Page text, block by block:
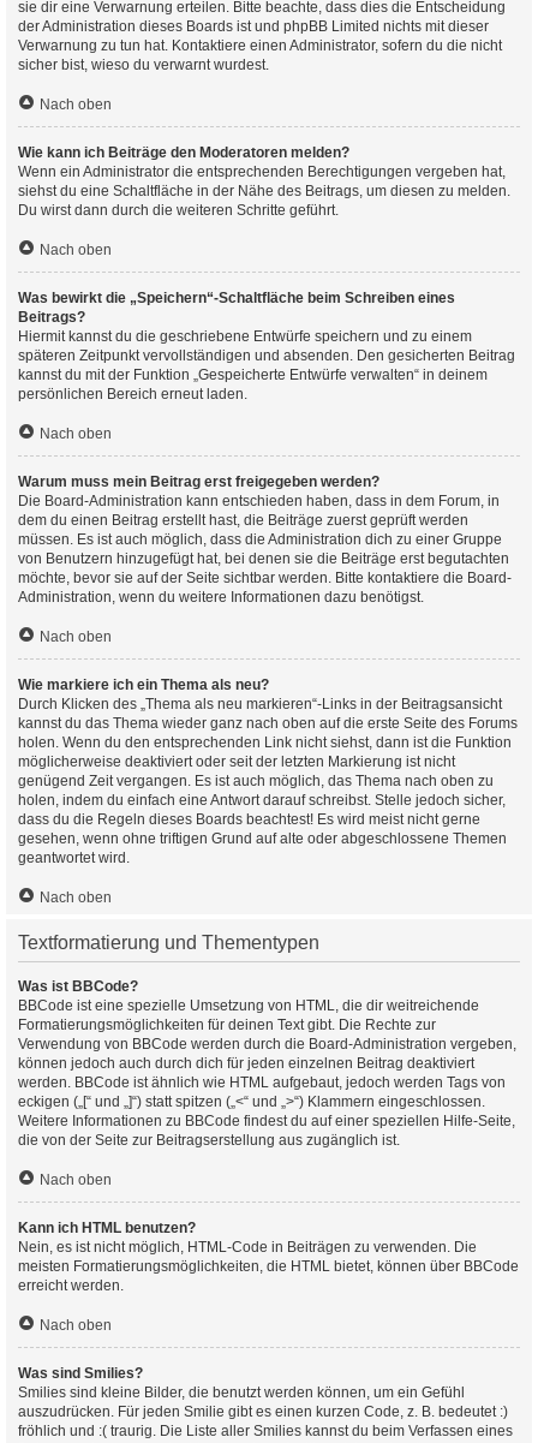
sie dir eine Verwarnung erteilen. Bitte beachte, dass dies die Entscheidung
der Administration dieses Boards ist und phpBB Limited nichts mit dieser
Verwarnung zu tun hat. Kontaktiere einen Administrator, sofern du die nicht
sicher bist, wieso du verwarnt wurdest.
Nach oben
Wie kann ich Beiträge den Moderatoren melden?
Wenn ein Administrator die entsprechenden Berechtigungen vergeben hat,
siehst du eine Schaltfläche in der Nähe des Beitrags, um diesen zu melden.
Du wirst dann durch die weiteren Schritte geführt.
Nach oben
Was bewirkt die „Speichern“-Schaltfläche beim Schreiben eines
Beitrags?
Hiermit kannst du die geschriebene Entwürfe speichern und zu einem
späteren Zeitpunkt vervollständigen und absenden. Den gesicherten Beitrag
kannst du mit der Funktion „Gespeicherte Entwürfe verwalten“ in deinem
persönlichen Bereich erneut laden.
Nach oben
Warum muss mein Beitrag erst freigegeben werden?
Die Board-Administration kann entschieden haben, dass in dem Forum, in
dem du einen Beitrag erstellt hast, die Beiträge zuerst geprüft werden
müssen. Es ist auch möglich, dass die Administration dich zu einer Gruppe
von Benutzern hinzugefügt hat, bei denen sie die Beiträge erst begutachten
möchte, bevor sie auf der Seite sichtbar werden. Bitte kontaktiere die Board-
Administration, wenn du weitere Informationen dazu benötigst.
Nach oben
Wie markiere ich ein Thema als neu?
Durch Klicken des „Thema als neu markieren“-Links in der Beitragsansicht
kannst du das Thema wieder ganz nach oben auf die erste Seite des Forums
holen. Wenn du den entsprechenden Link nicht siehst, dann ist die Funktion
möglicherweise deaktiviert oder seit der letzten Markierung ist nicht
genügend Zeit vergangen. Es ist auch möglich, das Thema nach oben zu
holen, indem du einfach eine Antwort darauf schreibst. Stelle jedoch sicher,
dass du die Regeln dieses Boards beachtest! Es wird meist nicht gerne
gesehen, wenn ohne triftigen Grund auf alte oder abgeschlossene Themen
geantwortet wird.
Nach oben
Textformatierung und Thementypen
Was ist BBCode?
BBCode ist eine spezielle Umsetzung von HTML, die dir weitreichende
Formatierungsmöglichkeiten für deinen Text gibt. Die Rechte zur
Verwendung von BBCode werden durch die Board-Administration vergeben,
können jedoch auch durch dich für jeden einzelnen Beitrag deaktiviert
werden. BBCode ist ähnlich wie HTML aufgebaut, jedoch werden Tags von
eckigen („[“ und „]“) statt spitzen („<“ und „>“) Klammern eingeschlossen.
Weitere Informationen zu BBCode findest du auf einer speziellen Hilfe-Seite,
die von der Seite zur Beitragserstellung aus zugänglich ist.
Nach oben
Kann ich HTML benutzen?
Nein, es ist nicht möglich, HTML-Code in Beiträgen zu verwenden. Die
meisten Formatierungsmöglichkeiten, die HTML bietet, können über BBCode
erreicht werden.
Nach oben
Was sind Smilies?
Smilies sind kleine Bilder, die benutzt werden können, um ein Gefühl
auszudrücken. Für jeden Smilie gibt es einen kurzen Code, z. B. bedeutet :)
fröhlich und :( traurig. Die Liste aller Smilies kannst du beim Verfassen eines